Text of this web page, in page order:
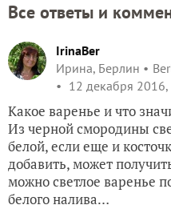
Все ответы и
IrinaBer
Ирина, Берлин
12 декабря
Какое варенье и что
Из черной смородины
белой, если еще и
добавить, может
можно светлое варенье
белого налива…